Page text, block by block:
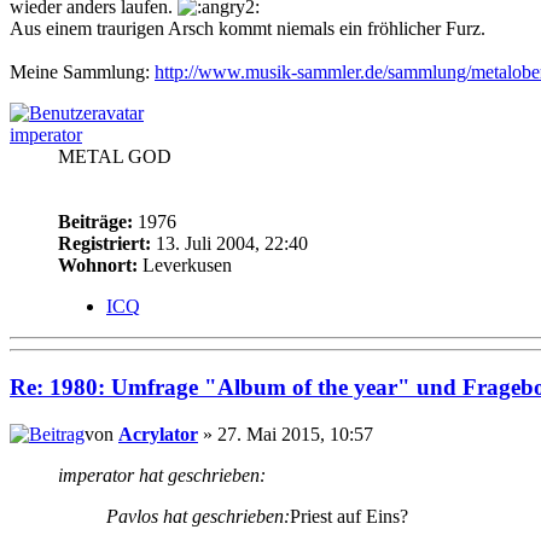
wieder anders laufen.
Aus einem traurigen Arsch kommt niemals ein fröhlicher Furz.
Meine Sammlung: http://www.musik-sammler.de/sammlung/
imperator
METAL GOD
Beiträge: 1976
Registriert: 13. Juli 2004, 22:40
Wohnort: Leverkusen
ICQ
Re: 1980: Umfrage "Album of the year" und
von Acrylator » 27. Mai 2015, 10:57
imperator hat geschrieben:
Pavlos hat geschrieben:Priest auf Eins?